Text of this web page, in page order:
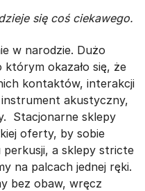
się coś ciekawego.
w narodzie. Dużo
którym okazało się, że
kontaktów, interakcji
akustyczny,
Stacjonarne sklepy
oferty, by sobie
a sklepy stricte
na palcach jednej ręki.
bez obaw, wręcz